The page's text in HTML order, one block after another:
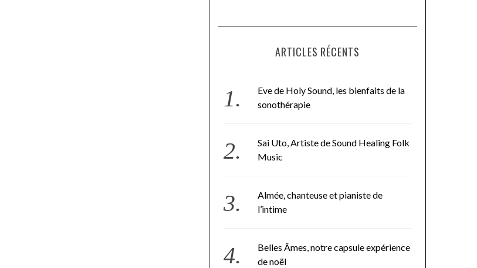
ARTICLES RÉCENTS
Eve de Holy Sound, les bienfaits de la
sonothérapie
Sai Uto, Artiste de Sound Healing Folk
Music
Almée, chanteuse et pianiste de
l’intime
Belles Âmes, notre capsule expérience
de noël